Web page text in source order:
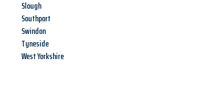
Slough
Southport
Swindon
Tyneside
West Yorkshire